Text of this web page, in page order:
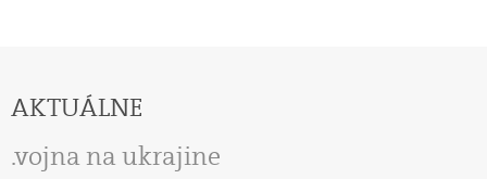
AKTUÁLNE
vojna na ukrajine